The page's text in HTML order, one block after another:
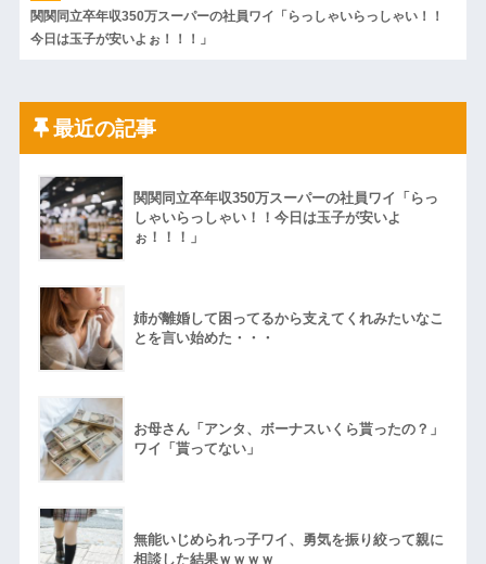
関関同立卒年収350万スーパーの社員ワイ「らっしゃいらっしゃい！！
今日は玉子が安いよぉ！！！」
最近の記事
関関同立卒年収350万スーパーの社員ワイ「らっ
しゃいらっしゃい！！今日は玉子が安いよ
ぉ！！！」
姉が離婚して困ってるから支えてくれみたいなこ
とを言い始めた・・・
お母さん「アンタ、ボーナスいくら貰ったの？」
ワイ「貰ってない」
無能いじめられっ子ワイ、勇気を振り絞って親に
相談した結果ｗｗｗｗ